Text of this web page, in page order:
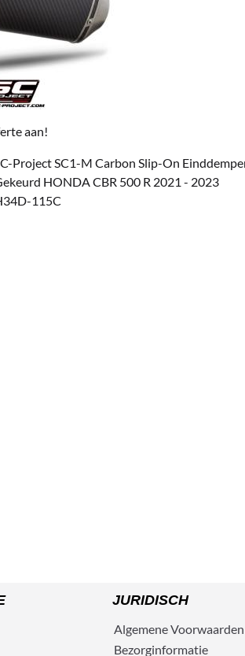
aan!
Project SC1-M Carbon Slip-On
HONDA CBR 500 R 2021 - 2023
115C
JURIDISCH
AlgemeneVoorwaarden
Bezorginformatie